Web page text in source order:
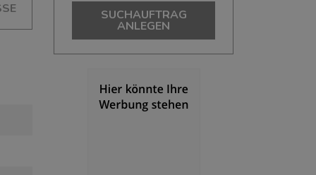
SUCHAUFTRAG
ANLEGEN